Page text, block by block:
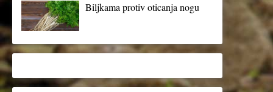
Biljkama protiv oticanja nogu